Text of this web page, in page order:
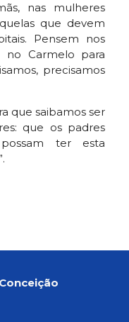
nas mulheres
que devem
Pensem nos
no Carmelo para
precisamos
que saibamos ser
que os padres
ter esta